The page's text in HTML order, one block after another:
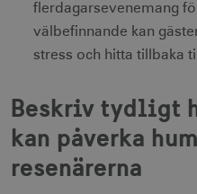
flerdagarsevenemang
välbefinnande kan
stress och hitta tillbaka
Beskriv tydligt
kan påverka
resenärerna